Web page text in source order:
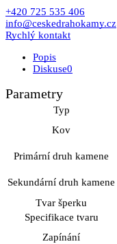
+420 725 535 406
info@ceskedrahokamy.cz
Rychlý kontakt
Popis
Diskuse0
Parametry
Typ
Kov
Primární druh kamene
Sekundární druh kamene
Tvar šperku
Specifikace tvaru
Zapínání